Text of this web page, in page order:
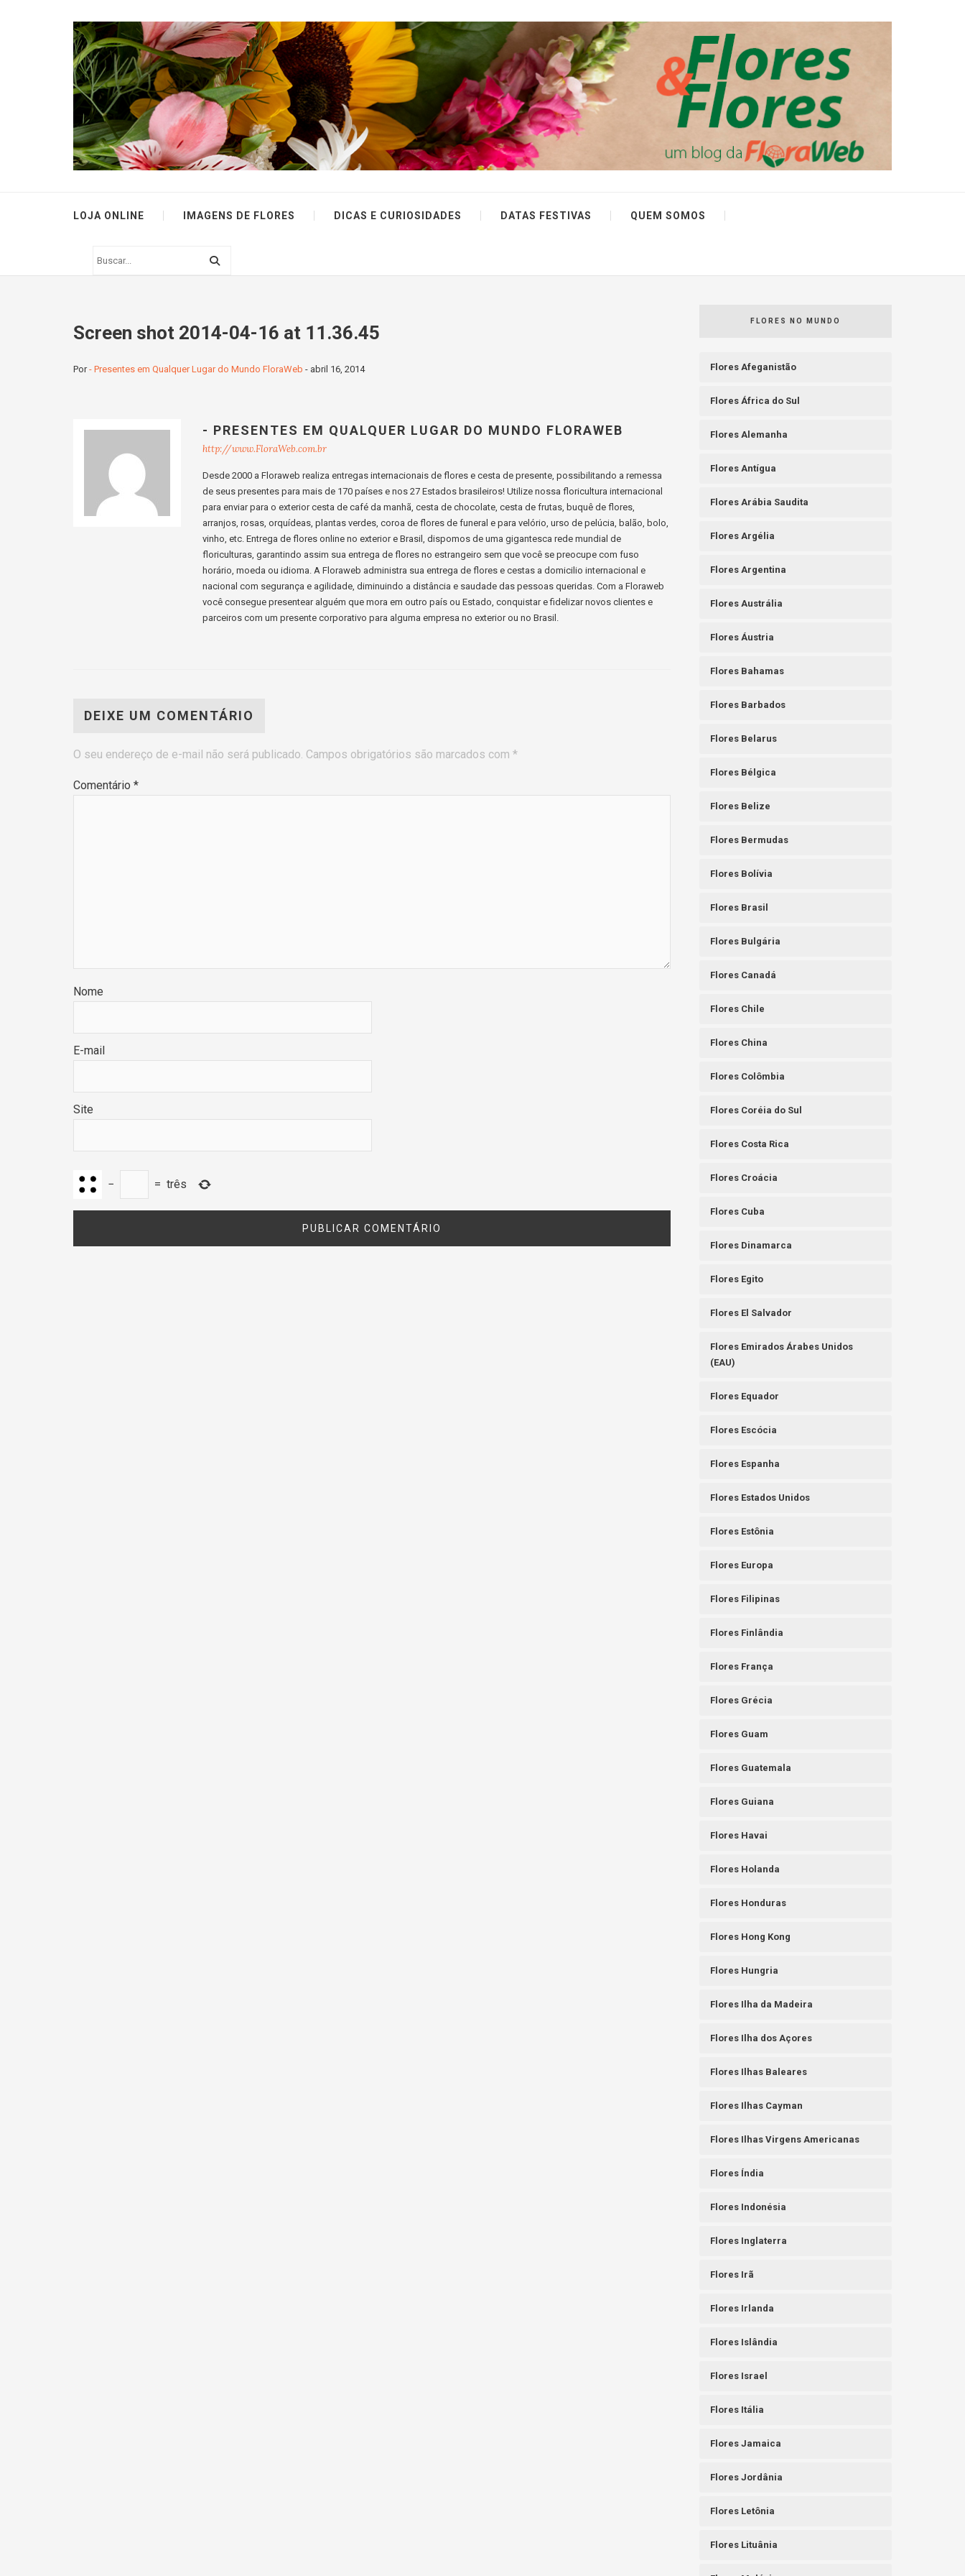
LOJA ONLINE IMAGENS DE FLORES DICAS E CURIOSIDADES DATAS FESTIVAS QUEM SOMOS
Screen shot 2014-04-16 at 11.36.45
Por- Presentes em Qualquer Lugar do Mundo FloraWeb - abril 16, 2014
- PRESENTES EM QUALQUER LUGAR DO MUNDO FLORAWEB
http://www.FloraWeb.com.br
Desde 2000 a Floraweb realiza entregas internacionais de flores e cesta de presente, possibilitando a remessa
de seus presentes para mais de 170 países e nos 27 Estados brasileiros! Utilize nossa floricultura internacional
para enviar para o exterior cesta de café da manhã, cesta de chocolate, cesta de frutas, buquê de flores,
arranjos, rosas, orquídeas, plantas verdes, coroa de flores de funeral e para velório, urso de pelúcia, balão, bolo,
vinho, etc. Entrega de flores online no exterior e Brasil, dispomos de uma gigantesca rede mundial de
floriculturas, garantindo assim sua entrega de flores no estrangeiro sem que você se preocupe com fuso
horário, moeda ou idioma. A Floraweb administra sua entrega de flores e cestas a domicilio internacional e
nacional com segurança e agilidade, diminuindo a distância e saudade das pessoas queridas. Com a Floraweb
você consegue presentear alguém que mora em outro país ou Estado, conquistar e fidelizar novos clientes e
parceiros com um presente corporativo para alguma empresa no exterior ou no Brasil.
DEIXE UM COMENTÁRIO
O seu endereço de e-mail não será publicado. Campos obrigatórios são marcados com *
Comentário *
Nome
E-mail
Site
− = três
FLORES NO MUNDO
Flores Afeganistão
Flores África do Sul
Flores Alemanha
Flores Antígua
Flores Arábia Saudita
Flores Argélia
Flores Argentina
Flores Austrália
Flores Áustria
Flores Bahamas
Flores Barbados
Flores Belarus
Flores Bélgica
Flores Belize
Flores Bermudas
Flores Bolívia
Flores Brasil
Flores Bulgária
Flores Canadá
Flores Chile
Flores China
Flores Colômbia
Flores Coréia do Sul
Flores Costa Rica
Flores Croácia
Flores Cuba
Flores Dinamarca
Flores Egito
Flores El Salvador
Flores Emirados Árabes Unidos
(EAU)
Flores Equador
Flores Escócia
Flores Espanha
Flores Estados Unidos
Flores Estônia
Flores Europa
Flores Filipinas
Flores Finlândia
Flores França
Flores Grécia
Flores Guam
Flores Guatemala
Flores Guiana
Flores Havai
Flores Holanda
Flores Honduras
Flores Hong Kong
Flores Hungria
Flores Ilha da Madeira
Flores Ilha dos Açores
Flores Ilhas Baleares
Flores Ilhas Cayman
Flores Ilhas Virgens Americanas
Flores Índia
Flores Indonésia
Flores Inglaterra
Flores Irã
Flores Irlanda
Flores Islândia
Flores Israel
Flores Itália
Flores Jamaica
Flores Jordânia
Flores Letônia
Flores Lituânia